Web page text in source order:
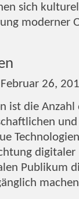
sich
moderner
26,
ist die
Publikum